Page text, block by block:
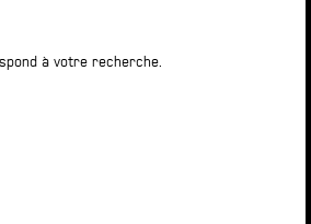
à votre recherche.